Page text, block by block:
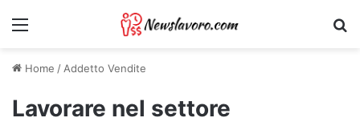
Menu
Home /Addetto Vendite
Lavorare nel settore